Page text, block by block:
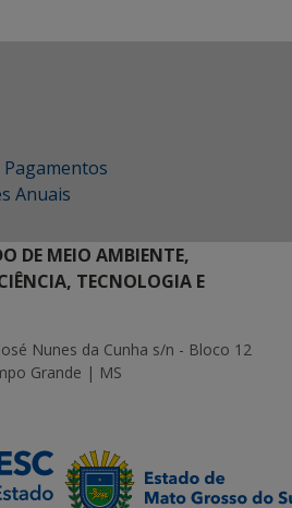
Anuais
DE MEIO AMBIENTE,
TECNOLOGIA E
Nunes da Cunha s/n - Bloco 12
Grande | MS